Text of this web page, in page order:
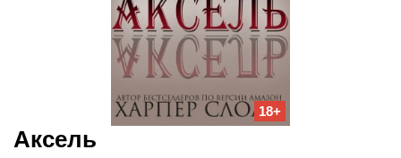
18+
Аксель